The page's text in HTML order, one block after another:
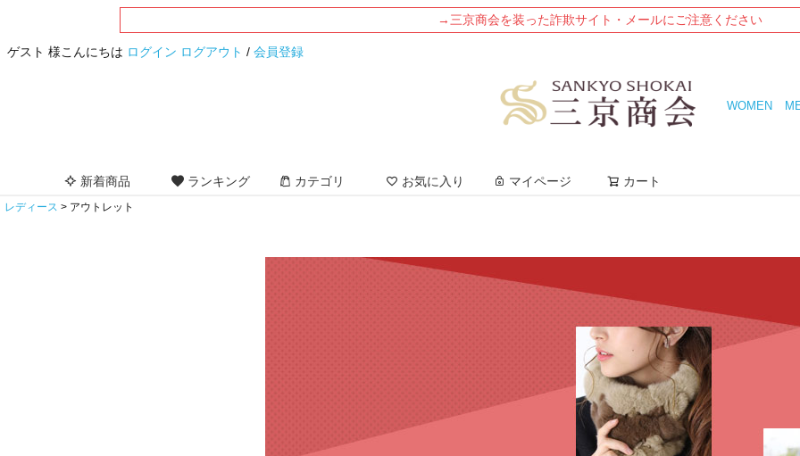
→三京商会を装った詐欺サイト・メールにご注意ください
ゲスト 様こんにちは ログイン ログアウト / 会員登録
WOMEN
新着商品 ランキング カテゴリ お気に入り マイページ カート
レディース アウトレット